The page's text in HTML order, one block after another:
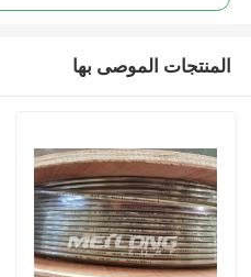
المنتجات الموصى بها